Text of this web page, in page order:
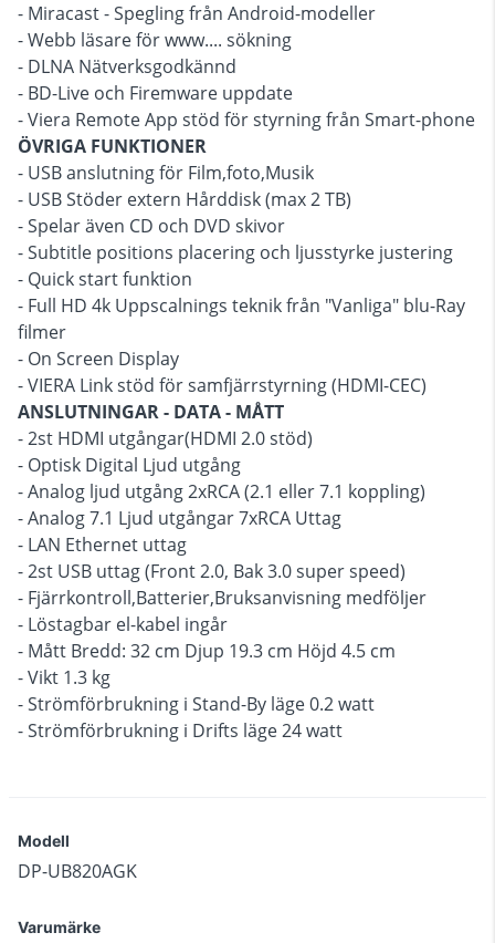
- Miracast - Spegling från Android-modeller
- Webb läsare för www.... sökning
- DLNA Nätverksgodkännd
- BD-Live och Firemware uppdate
- Viera Remote App stöd för styrning från Smart-phone
ÖVRIGA FUNKTIONER
- USB anslutning för Film,foto,Musik
- USB Stöder extern Hårddisk (max 2 TB)
- Spelar även CD och DVD skivor
- Subtitle positions placering och ljusstyrke justering
- Quick start funktion
- Full HD 4k Uppscalnings teknik från "Vanliga" blu-Ray
filmer
- On Screen Display
- VIERA Link stöd för samfjärrstyrning (HDMI-CEC)
ANSLUTNINGAR - DATA - MÅTT
- 2st HDMI utgångar(HDMI 2.0 stöd)
- Optisk Digital Ljud utgång
- Analog ljud utgång 2xRCA (2.1 eller 7.1 koppling)
- Analog 7.1 Ljud utgångar 7xRCA Uttag
- LAN Ethernet uttag
- 2st USB uttag (Front 2.0, Bak 3.0 super speed)
- Fjärrkontroll,Batterier,Bruksanvisning medföljer
- Löstagbar el-kabel ingår
- Mått Bredd: 32 cm Djup 19.3 cm Höjd 4.5 cm
- Vikt 1.3 kg
- Strömförbrukning i Stand-By läge 0.2 watt
- Strömförbrukning i Drifts läge 24 watt
Modell
DP-UB820AGK
Varumärke